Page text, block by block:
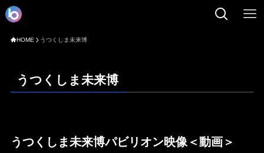
HOME うつくしま未来博
うつくしま未来博
うつくしま未来博パビリオン映像＜動画＞